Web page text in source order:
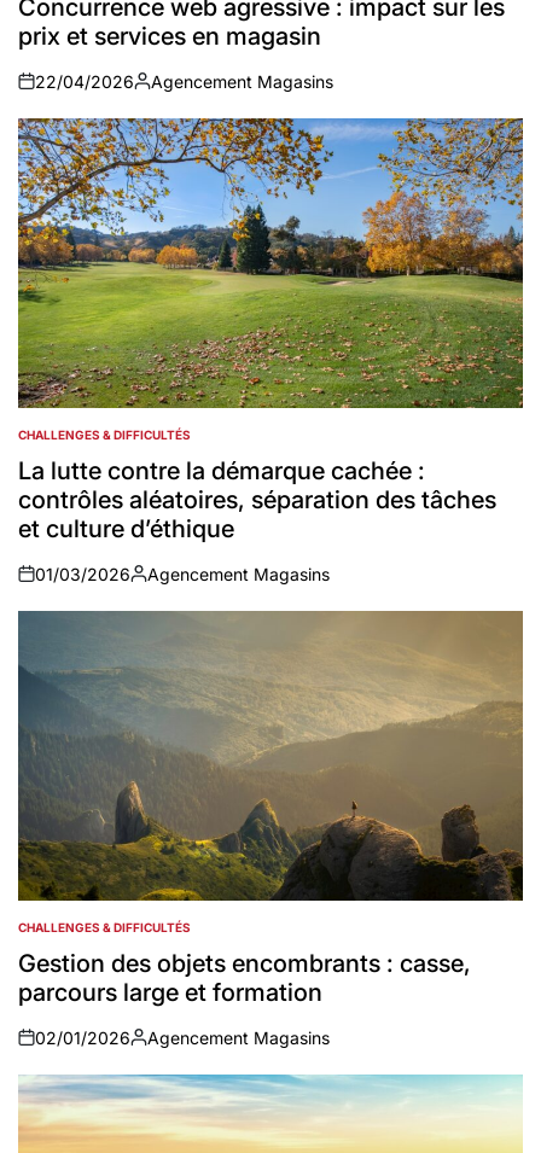
Concurrence web agressive : impact sur les
prix et services en magasin
on
22/04/2026
Auteur
Agencement Magasins
POSTED
IN
CHALLENGES & DIFFICULTÉS
La lutte contre la démarque cachée :
contrôles aléatoires, séparation des tâches
et culture d’éthique
on
01/03/2026
Auteur
Agencement Magasins
POSTED
IN
CHALLENGES & DIFFICULTÉS
Gestion des objets encombrants : casse,
parcours large et formation
on
02/01/2026
Auteur
Agencement Magasins